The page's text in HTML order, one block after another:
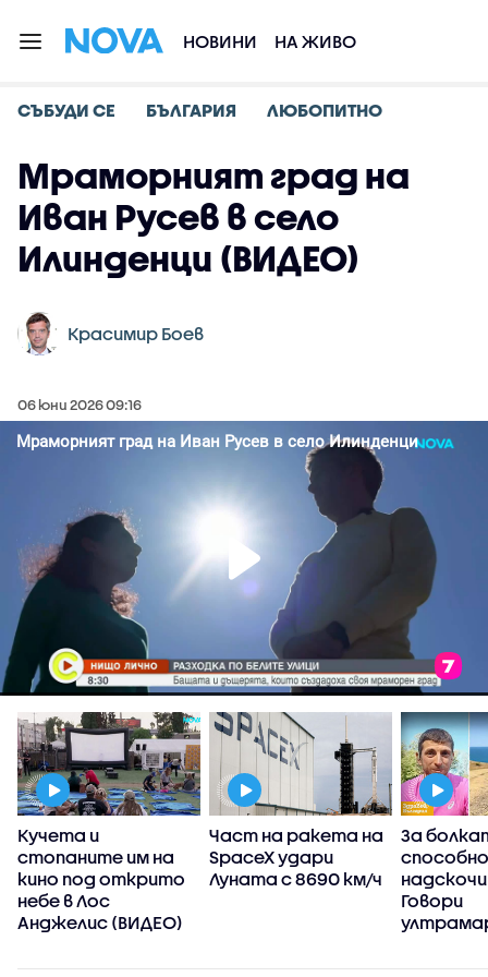
НОВИНИ НА ЖИВО
СЪБУДИ СЕ БЪЛГАРИЯ ЛЮБОПИТНО
Мраморният град на
Иван Русев в село
Илинденци (ВИДЕО)
Красимир Боев
06 юни 2026 09:16
Кучета и
стопаните им на
кино под открито
небе в Лос
Анджелис (ВИДЕО)
Част на ракета на
SpaceX удари
Луната с 8690 км/ч
За
Говори
Стара